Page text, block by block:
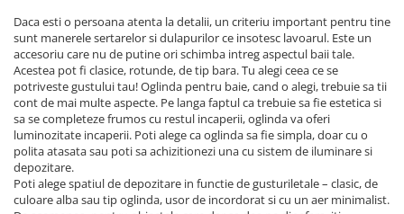
Daca esti o persoana atenta la detalii, un criteriu important pentru tine
sunt manerele sertarelor si dulapurilor ce insotesc lavoarul. Este un
accesoriu care nu de putine ori schimba intreg aspectul baii tale.
Acestea pot fi clasice, rotunde, de tip bara. Tu alegi ceea ce se
potriveste gustului tau! Oglinda pentru baie, cand o alegi, trebuie sa tii
cont de mai multe aspecte. Pe langa faptul ca trebuie sa fie estetica si
sa se completeze frumos cu restul incaperii, oglinda va oferi
luminozitate incaperii. Poti alege ca oglinda sa fie simpla, doar cu o
polita atasata sau poti sa achizitionezi una cu sistem de iluminare si
depozitare.
Poti alege spatiul de depozitare in functie de gusturiletale – clasic, de
culoare alba sau tip oglinda, usor de incordorat si cu un aer minimalist.